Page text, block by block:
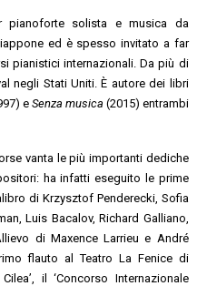
pianoforte solista e musica da
ed è spesso invitato a far
pianistici internazionali. Da più di
negli Stati Uniti. È autore dei libri
eSenza musica (2015) entrambi
vanta le più importanti dediche
ha infatti eseguito le prime
di Krzysztof Penderecki, Sofia
Luis Bacalov, Richard Galliano,
di Maxence Larrieu e André
flauto al Teatro La Fenice di
il ‘Concorso Internazionale